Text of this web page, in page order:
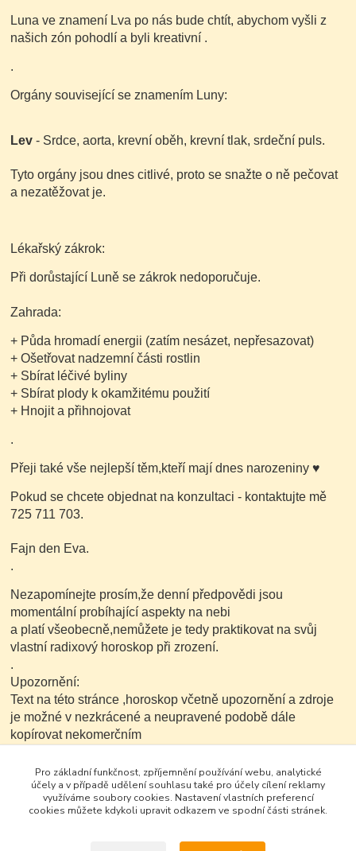
Luna ve znamení Lva po nás bude chtít, abychom vyšli z
našich zón pohodlí a byli kreativní .
.
Orgány související se znamením Luny:
Lev - Srdce, aorta, krevní oběh, krevní tlak, srdeční puls.
Tyto orgány jsou dnes citlivé, proto se snažte o ně pečovat
a nezatěžovat je.
Lékařský zákrok:
Při dorůstající Luně se zákrok nedoporučuje.
Zahrada:
+ Půda hromadí energii (zatím nesázet, nepřesazovat)
+ Ošetřovat nadzemní části rostlin
+ Sbírat léčivé byliny
+ Sbírat plody k okamžitému použití
+ Hnojit a přihnojovat
.
Přeji také vše nejlepší těm,kteří mají dnes narozeniny♥
Pokud se chcete objednat na konzultaci - kontaktujte mě
725 711 703.
Fajn den Eva.
.
Nezapomínejte prosím,že denní předpovědi jsou
momentální probíhající aspekty na nebi
a platí všeobecně,nemůžete je tedy praktikovat na svůj
vlastní radixový horoskop při zrození.
.
Upozornění:
Text na této stránce ,horoskop včetně upozornění a zdroje
je možné v nezkrácené a neupravené podobě dále
kopírovat nekomerčním
Pro základní funkčnost, zpříjemnění používání webu, analytické
účely a v případě udělení souhlasu také pro účely cílení reklamy
využíváme soubory cookies. Nastavení vlastních preferencí
cookies můžete kdykoli upravit odkazem ve spodní části stránek.